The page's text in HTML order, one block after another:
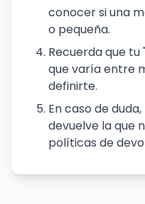
conocer si una
o pequeña.
Recuerda que tu
que varía entre
definirte.
En caso de
devuelve la que
políticas de